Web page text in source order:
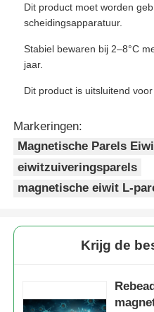
Oppervlakte-
Geautomatiseerde
Dit product moet worden
scheidingsapparatuur.
Stabiel bewaren bij 2–8°C
jaar.
Dit product is uitsluitend
Markeringen:
Magnetische Parels
eiwitzuiveringsparels
magnetische eiwit L-
Krijg de